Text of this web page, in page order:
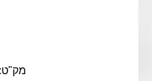
מק"ט: SALO2